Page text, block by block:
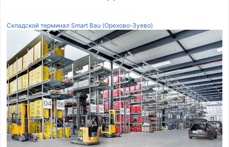
Складской терминал Smart Bau (Орехово-Зуево)